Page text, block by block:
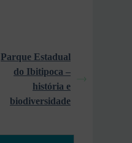
Parque Estadual
do Ibitipoca –
história e
biodiversidade